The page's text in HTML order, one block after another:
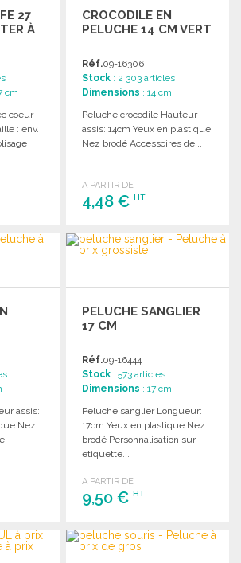
27
À
cm
coeur
: env.
CROCODILE EN
PELUCHE 14 CM VERT
Réf.09-16306
Stock : 2 303 articles
Dimensions : 14 cm
Peluche crocodile Hauteur
assis: 14cm Yeux en plastique
Nez brodé Accessoires de...
A PARTIR DE
4,48 €HT
COMMANDER
assis:
Nez
PELUCHE SANGLIER
17 CM
Réf.09-16444
Stock : 573 articles
Dimensions : 17 cm
Peluche sanglier Longueur:
17cm Yeux en plastique Nez
brodé Personnalisation sur
etiquette...
A PARTIR DE
9,50 €HT
COMMANDER